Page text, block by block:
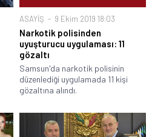
ASAYİŞ 9 Ekim 2019 18:03
Narkotik polisinden
uyuşturucu uygulaması: 11
gözaltı
Samsun'da narkotik polisinin
düzenlediği uygulamada 11 kişi
gözaltına alındı.